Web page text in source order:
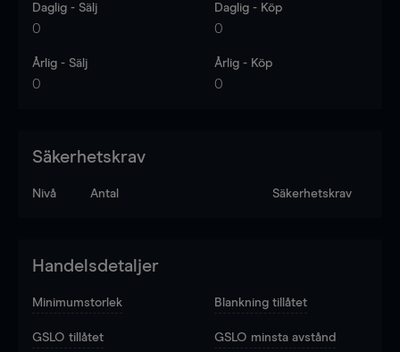
Daglig - Sälj
0
Daglig - Köp
0
Årlig - Sälj
0
Årlig - Köp
0
Säkerhetskrav
Nivå Antal Säkerhetskrav
Handelsdetaljer
Minimumstorlek Blankning tillåtet
GSLO tillåtet GSLO minsta avstånd